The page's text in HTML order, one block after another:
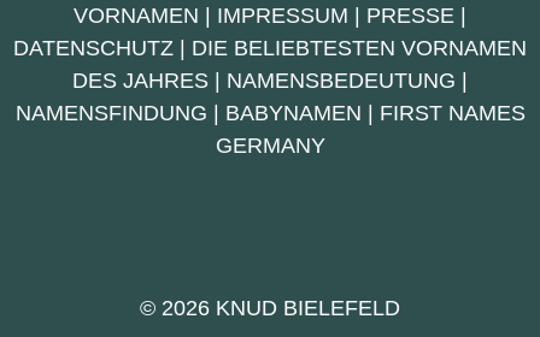
VORNAMEN | IMPRESSUM | PRESSE |
DATENSCHUTZ | DIE BELIEBTESTEN VORNAMEN
DES JAHRES | NAMENSBEDEUTUNG |
NAMENSFINDUNG | BABYNAMEN | FIRST NAMES
GERMANY
© 2026 KNUD BIELEFELD